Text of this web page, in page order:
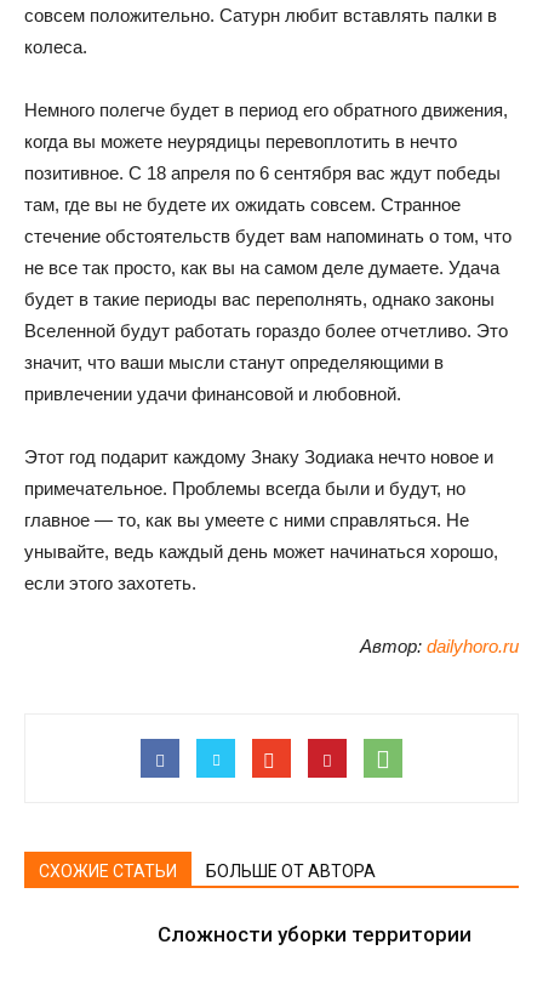
совсем положительно. Сатурн любит вставлять палки в
колеса.
Немного полегче будет в период его обратного движения,
когда вы можете неурядицы перевоплотить в нечто
позитивное. С 18 апреля по 6 сентября вас ждут победы
там, где вы не будете их ожидать совсем. Странное
стечение обстоятельств будет вам напоминать о том, что
не все так просто, как вы на самом деле думаете. Удача
будет в такие периоды вас переполнять, однако законы
Вселенной будут работать гораздо более отчетливо. Это
значит, что ваши мысли станут определяющими в
привлечении удачи финансовой и любовной.
Этот год подарит каждому Знаку Зодиака нечто новое и
примечательное. Проблемы всегда были и будут, но
главное — то, как вы умеете с ними справляться. Не
унывайте, ведь каждый день может начинаться хорошо,
если этого захотеть.
Автор: dailyhoro.ru
СХОЖИЕ СТАТЬИ БОЛЬШЕ ОТ АВТОРА
Сложности уборки территории